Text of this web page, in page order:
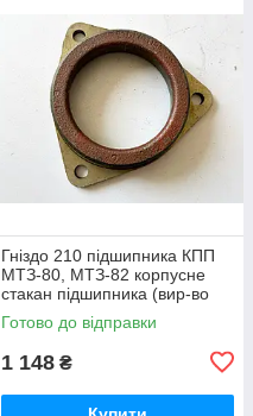
Гніздо 210 підшипника КПП
МТЗ-80, МТЗ-82 корпусне
стакан підшипника (вир-во
Білорусь) 50-1701184 / 50-
1701184-А
Готово до відправки
1 148 ₴